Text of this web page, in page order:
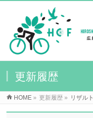
更新履歴
HOME » 更新履歴 » リザルト